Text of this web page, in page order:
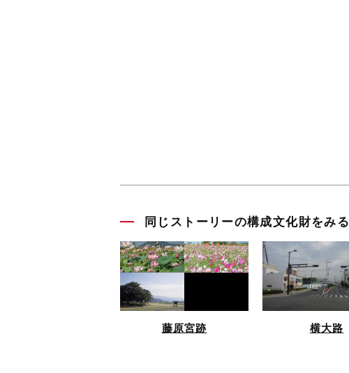
同じストーリーの構成文化財をみる
藤原宮跡 横大路